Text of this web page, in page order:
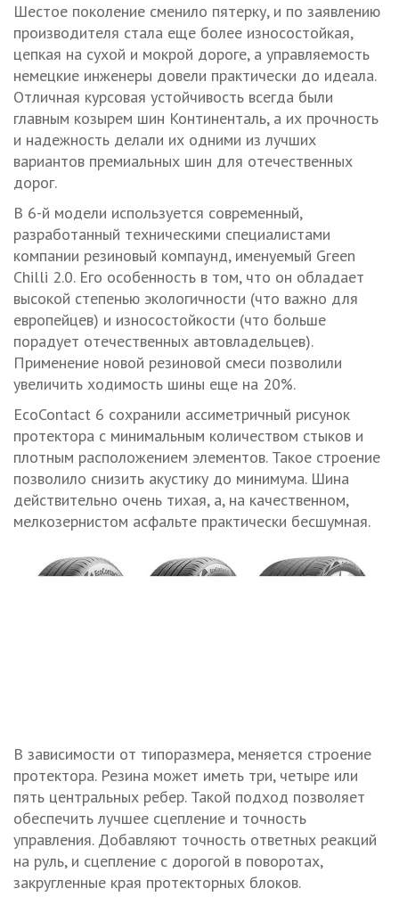
Шестое поколение сменило пятерку, и по заявлению
производителя стала еще более износостойкая,
цепкая на сухой и мокрой дороге, а управляемость
немецкие инженеры довели практически до идеала.
Отличная курсовая устойчивость всегда были
главным козырем шин Континенталь, а их прочность
и надежность делали их одними из лучших
вариантов премиальных шин для отечественных
дорог.
В 6-й модели используется современный,
разработанный техническими специалистами
компании резиновый компаунд, именуемый Green
Chilli 2.0. Его особенность в том, что он обладает
высокой степенью экологичности (что важно для
европейцев) и износостойкости (что больше
порадует отечественных автовладельцев).
Применение новой резиновой смеси позволили
увеличить ходимость шины еще на 20%.
EcoContact 6 сохранили ассиметричный рисунок
протектора с минимальным количеством стыков и
плотным расположением элементов. Такое строение
позволило снизить акустику до минимума. Шина
действительно очень тихая, а, на качественном,
мелкозернистом асфальте практически бесшумная.
В зависимости от типоразмера, меняется строение
протектора. Резина может иметь три, четыре или
пять центральных ребер. Такой подход позволяет
обеспечить лучшее сцепление и точность
управления. Добавляют точность ответных реакций
на руль, и сцепление с дорогой в поворотах,
закругленные края протекторных блоков.